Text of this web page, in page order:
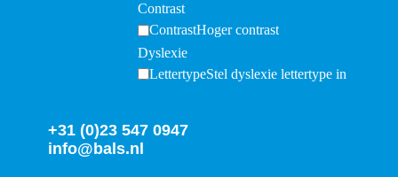
Contrast
ContrastHoger contrast
Dyslexie
LettertypeStel dyslexie lettertype in
+31 (0)23 547 0947
info@bals.nl